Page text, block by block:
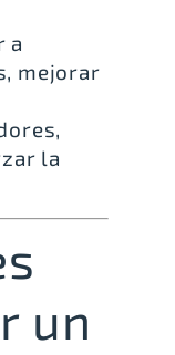
a
mejorar
la
un